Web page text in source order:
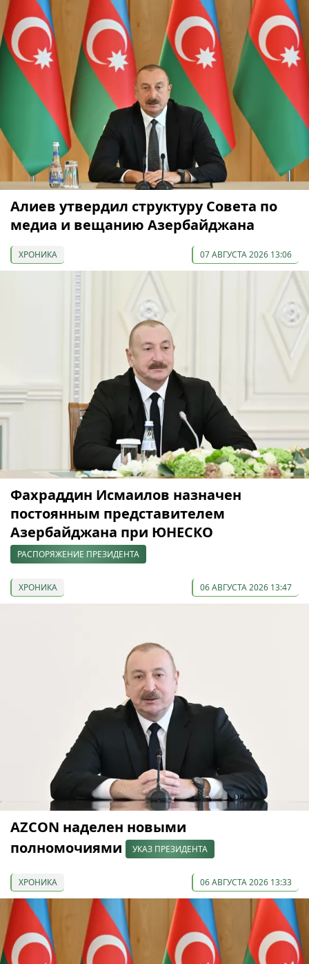
Алиев утвердил структуру Совета по
медиа и вещанию Азербайджана
ХРОНИКА 07 АВГУСТА 2026 13:06
Фахраддин Исмаилов назначен
постоянным представителем
Азербайджана при ЮНЕСКО
РАСПОРЯЖЕНИЕ ПРЕЗИДЕНТА
ХРОНИКА 06 АВГУСТА 2026 13:47
AZCON наделен новыми
полномочиями
УКАЗ ПРЕЗИДЕНТА
ХРОНИКА 06 АВГУСТА 2026 13:33